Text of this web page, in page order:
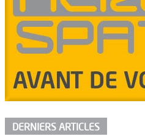
DERNIERS ARTICLES